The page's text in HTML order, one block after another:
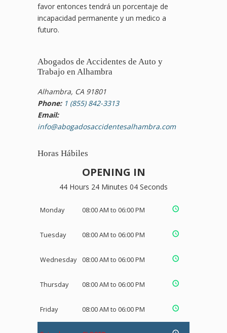
favor entonces tendrá un porcentaje de
incapacidad permanente y un medico a
futuro.
Abogados de Accidentes de Auto y
Trabajo en Alhambra
Alhambra, CA 91801
Phone: 1 (855) 842-3313
Email:
info@abogadosaccidentesalhambra.com
Horas Hábiles
OPENING IN
44 Hours 24 Minutes 03 Seconds
Monday 08:00 AM to 06:00 PM
Tuesday 08:00 AM to 06:00 PM
Wednesday 08:00 AM to 06:00 PM
Thursday 08:00 AM to 06:00 PM
Friday 08:00 AM to 06:00 PM